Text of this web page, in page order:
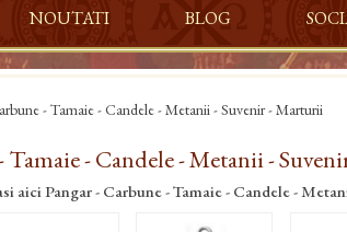
NOUTATI BLOG
- Tamaie - Candele - Metanii - Suvenir - Marturii
Tamaie - Candele - Metanii -
aici Pangar - Carbune - Tamaie - Candele -